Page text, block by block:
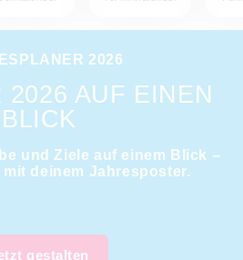
2026
2026 AUF EINEN
BLICK
und Ziele auf einem Blick –
deinem Jahresposter.
gestalten